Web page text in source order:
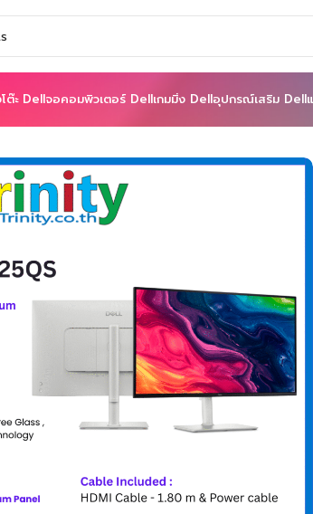
ต๊ะ Dellจอคอมพิวเตอร์ Dellเกมมิ่ง Dellอุปกรณ์เสริม Dell